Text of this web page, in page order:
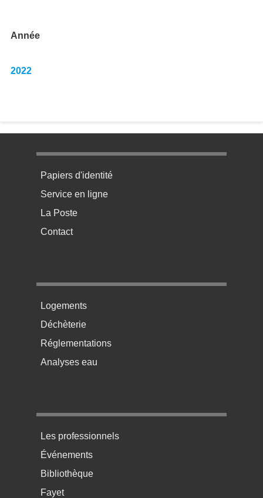
Année
2022
Menu pratique bas de page 1
Papiers d'identité
Service en ligne
La Poste
Contact
Menu pratique bas de page 2
Logements
Déchèterie
Réglementations
Analyses eau
Menu pratique bas de page 3
Les professionnels
Événements
Bibliothèque
Fayet